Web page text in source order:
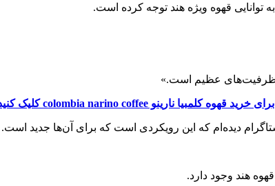
توانایی قهوه ویژه هند توجه کرده است.
ظرفیت‌های عظیم است.»
برای خرید قهوه کلمبیا نارینو colombia narino coffee کلیک کنید
دیده‌ام که این رویکردی است که برای آن‌ها جدید است.
هند وجود دارد.